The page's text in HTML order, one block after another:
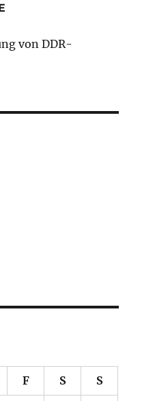
von DDR-
F S S